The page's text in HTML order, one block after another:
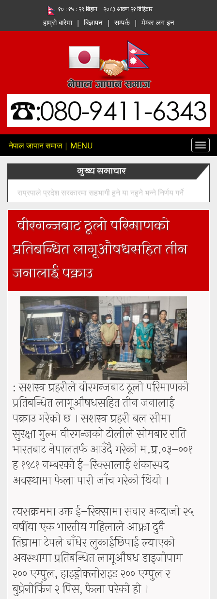
हाम्रो बारेमा | बिज्ञापन | सम्पर्क | मेम्बर लग इन
नेपाल जापान समाज | MENU
मुख्य समाचार
नेपाल राष्ट्र बैंकलाई केवल नियामक संस्थाका रूपमा नभई नेपालको
आर्थिक रूपान्तरणको सहयात्री र सहनिर्माताका रूपमा अघि बढ्नुपर्ने
बताए
वीरगन्जबाट ठूलो परिमाणको
प्रतिबन्धित लागूऔषधसहित तीन
जनालाई पक्राउ
: सशस्त्र प्रहरीले वीरगन्जबाट ठूलो परिमाणको
प्रतिबन्धित लागूऔषधसहित तीन जनालाई
पक्राउ गरेको छ । सशस्त्र प्रहरी बल सीमा
सुरक्षा गुल्म वीरगन्जको टोलीले सोमबार राति
भारतबाट नेपालतर्फ आउँदै गरेको म.प्र.०३–००१
ह १९८१ नम्बरको ई–रिक्सालाई शंकास्पद
अवस्थामा फेला पारी जाँच गरेको थियो ।
त्यसक्रममा उक्त ई–रिक्सामा सवार अन्दाजी २५
वर्षीया एक भारतीय महिलाले आफ्ना दुवै
तिघ्रामा टेपले बाँधेर लुकाईछिपाई ल्याएको
अवस्थामा प्रतिबन्धित लागूऔषध डाइजोपाम
२०० एम्पुल, हाइड्रोक्लोराइड २०० एम्पुल र
बुप्रेनोर्फिन २ पिस, फेला परेको हो ।